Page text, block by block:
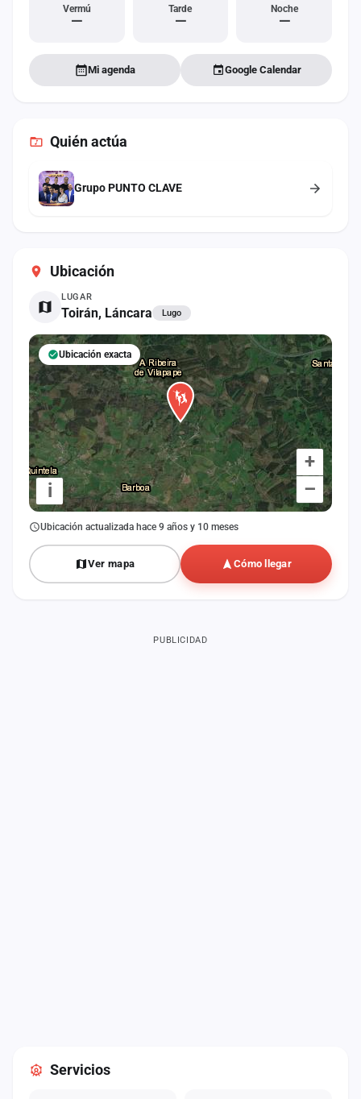
Ubicación
LUGAR
Toirán, Láncara Lugo
+
–
i
Ubicación exacta
Ubicación actualizada hace 9 años y 10 meses
Ver mapa Cómo llegar
Servicios
Vermú
—
Tarde
—
Noche
—
Mi agenda Google Calendar
Quién actúa
Grupo PUNTO CLAVE
PUBLICIDAD